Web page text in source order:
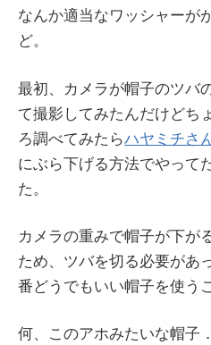
なんか適当なワッシャーが
ど。
最初、カメラが帽子のツバ
て撮影してみたんだけどち
ろ調べてみたらハヤミチさ
にぶら下げる方法でやって
た。
カメラの重みで帽子が下が
ため、ツバを切る必要があ
番どうでもいい帽子を使う
何、このアホみたいな帽子